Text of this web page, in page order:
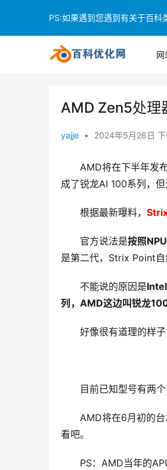
网
AMD Zen5处理
yajje • 2024年5月26日
AMD将在下半年发
成了锐龙AI 100系列，但
根据最新曝料，
官方说法是按照
是第二代，Strix Point自
不能说的原因是
列，AMD这边叫锐龙
好像很有道理的样子
目前已知型号有两
AMD将在6月初的
看吧。
PS：AMD当年的
PS:如果遇到您遇到有关于百科